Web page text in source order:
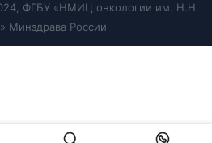
ФГБУ «НМИЦ онкологии им. Н.Н.
Минздрава России